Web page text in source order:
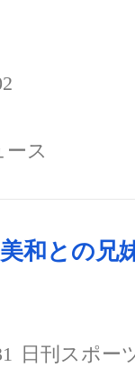
ス
和との兄
日刊スポー